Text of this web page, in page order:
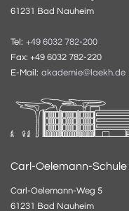
61231 Bad Nauheim
Tel: +49 6032 782-200
Fax: +49 6032 782-220
E-Mail: akademie@laekh.de
Carl-Oelemann-
Carl-Oelemann-Weg 5
61231 Bad Nauheim